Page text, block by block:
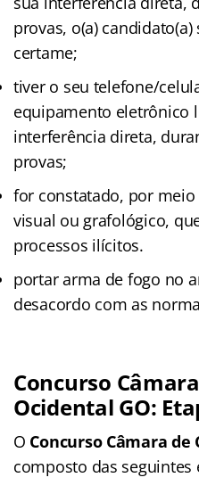
provas, o(a)
certame;
tiver o seu telefone/
equipamento eletrônico
interferência direta,
provas;
for constatado, por
visual ou grafológico,
processos ilícitos.
portar arma de fogo no
desacordo com as
Concurso
Ocidental GO:
O Concurso Câmara de
composto das seguintes